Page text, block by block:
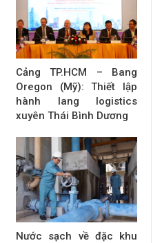
Cảng TP.HCM – Bang
Oregon (Mỹ): Thiết lập
hành lang logistics
xuyên Thái Bình Dương
Nước sạch về đặc khu